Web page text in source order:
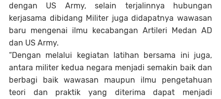
dengan US Army, selain terjalinnya hubungan
kerjasama dibidang Militer juga didapatnya wawasan
baru mengenai ilmu kecabangan Artileri Medan AD
dan US Army.
“Dengan melalui kegiatan latihan bersama ini juga,
antara militer kedua negara menjadi semakin baik dan
berbagi baik wawasan maupun ilmu pengetahuan
teori dan praktik yang diterima dapat menjadi